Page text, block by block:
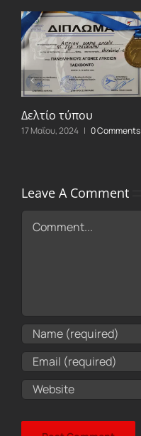
Δελτίο τύπου
17 Μαΐου, 2024 | 0 Comments
Leave A Comment
Comment